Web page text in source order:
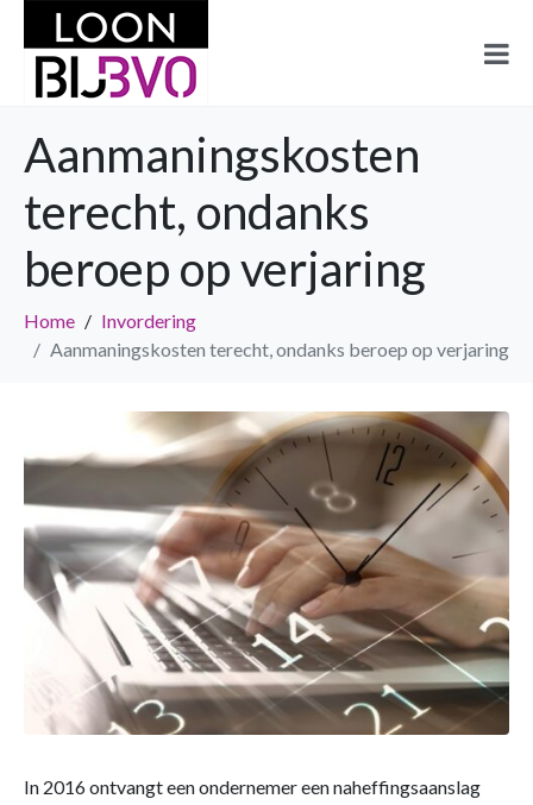
Aanmaningskosten
terecht, ondanks
beroep op verjaring
Home
Invordering
Aanmaningskosten terecht, ondanks beroep op verjaring
In 2016 ontvangt een ondernemer een naheffingsaanslag